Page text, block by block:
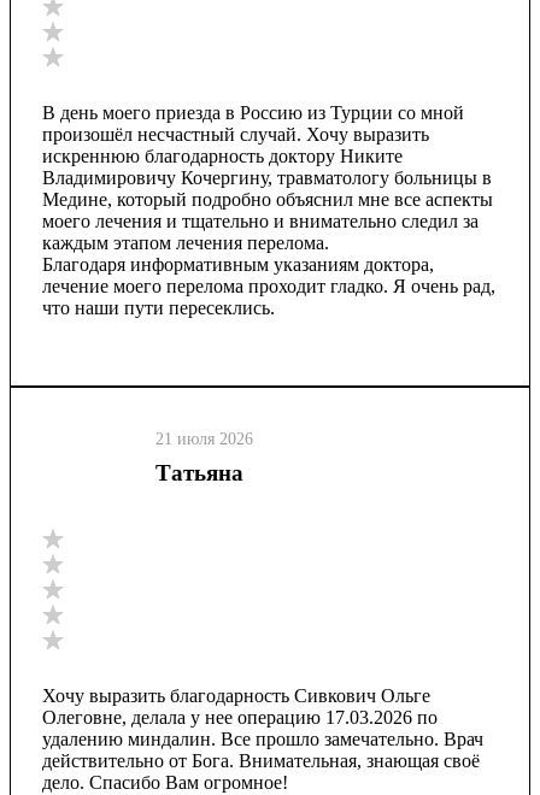
В день моего приезда в Россию из Турции со мной
произошёл несчастный случай. Хочу выразить
искреннюю благодарность доктору Никите
Владимировичу Кочергину, травматологу больницы в
Медине, который подробно объяснил мне все аспекты
моего лечения и тщательно и внимательно следил за
каждым этапом лечения перелома.
Благодаря информативным указаниям доктора,
лечение моего перелома проходит гладко. Я очень рад,
что наши пути пересеклись.
21 июля 2026
Татьяна
Хочу выразить благодарность Сивкович Ольге
Олеговне, делала у нее операцию 17.03.2026 по
удалению миндалин. Все прошло замечательно. Врач
действительно от Бога. Внимательная, знающая своё
дело. Спасибо Вам огромное!